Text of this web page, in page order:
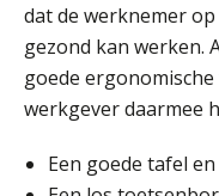
dat de werknemer
gezond kan werken.
goede
werkgever daarmee
Een goede tafel